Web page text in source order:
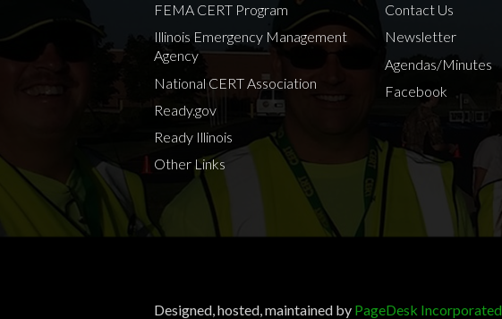
FEMA CERT Program
Illinois Emergency Management
Agency
National CERT Association
Ready.gov
Ready Illinois
Other Links
Contact Us
Newsletter
Agendas/Minutes
Facebook
Designed, hosted, maintained by PageDesk Incorporated